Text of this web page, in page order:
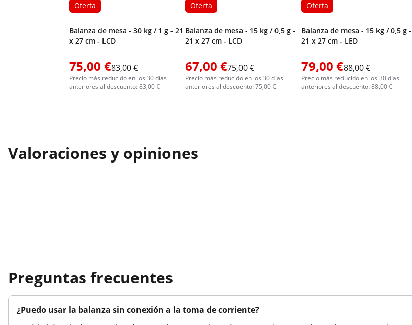
Oferta
Balanza de mesa - 30 kg / 1 g - 21
x 27 cm - LCD
75,00 €83,00 €
Precio más reducido en los 30 días
anteriores al descuento: 83,00 €
Oferta
Balanza de mesa - 15 kg / 0,5 g -
21 x 27 cm - LCD
67,00 €75,00 €
Precio más reducido en los 30 días
anteriores al descuento: 75,00 €
Oferta
Balanza de mesa - 15 kg / 0,5 g -
21 x 27 cm - LED
79,00 €88,00 €
Precio más reducido en los 30 días
anteriores al descuento: 88,00 €
Valoraciones y opiniones
Preguntas frecuentes
¿Puedo usar la balanza sin conexión a la toma de corriente?